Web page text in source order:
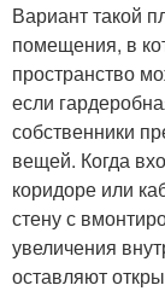
Вариант такой
помещения, в
пространство
если
собственники
вещей. Когда
коридоре или
стену с
увеличения
оставляют